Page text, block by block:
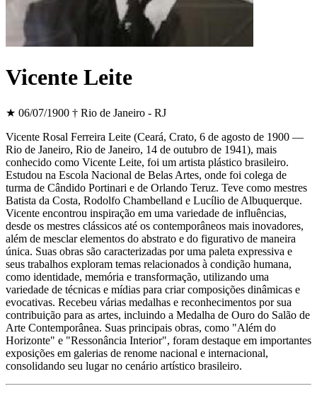
Vicente Leite
★ 06/07/1900 † Rio de Janeiro - RJ
Vicente Rosal Ferreira Leite (Ceará, Crato, 6 de agosto de 1900 —
Rio de Janeiro, Rio de Janeiro, 14 de outubro de 1941), mais
conhecido como Vicente Leite, foi um artista plástico brasileiro.
Estudou na Escola Nacional de Belas Artes, onde foi colega de
turma de Cândido Portinari e de Orlando Teruz. Teve como mestres
Batista da Costa, Rodolfo Chambelland e Lucílio de Albuquerque.
Vicente encontrou inspiração em uma variedade de influências,
desde os mestres clássicos até os contemporâneos mais inovadores,
além de mesclar elementos do abstrato e do figurativo de maneira
única. Suas obras são caracterizadas por uma paleta expressiva e
seus trabalhos exploram temas relacionados à condição humana,
como identidade, memória e transformação, utilizando uma
variedade de técnicas e mídias para criar composições dinâmicas e
evocativas. Recebeu várias medalhas e reconhecimentos por sua
contribuição para as artes, incluindo a Medalha de Ouro do Salão de
Arte Contemporânea. Suas principais obras, como "Além do
Horizonte" e "Ressonância Interior", foram destaque em importantes
exposições em galerias de renome nacional e internacional,
consolidando seu lugar no cenário artístico brasileiro.